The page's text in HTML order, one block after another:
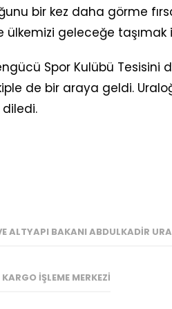
bir kez daha görme
ülkemizi geleceğe taşımak
Spor Kulübü Tesisini
de bir araya geldi.
ALTYAPI BAKANI ABDULKADIR
İŞLEME MERKEZI